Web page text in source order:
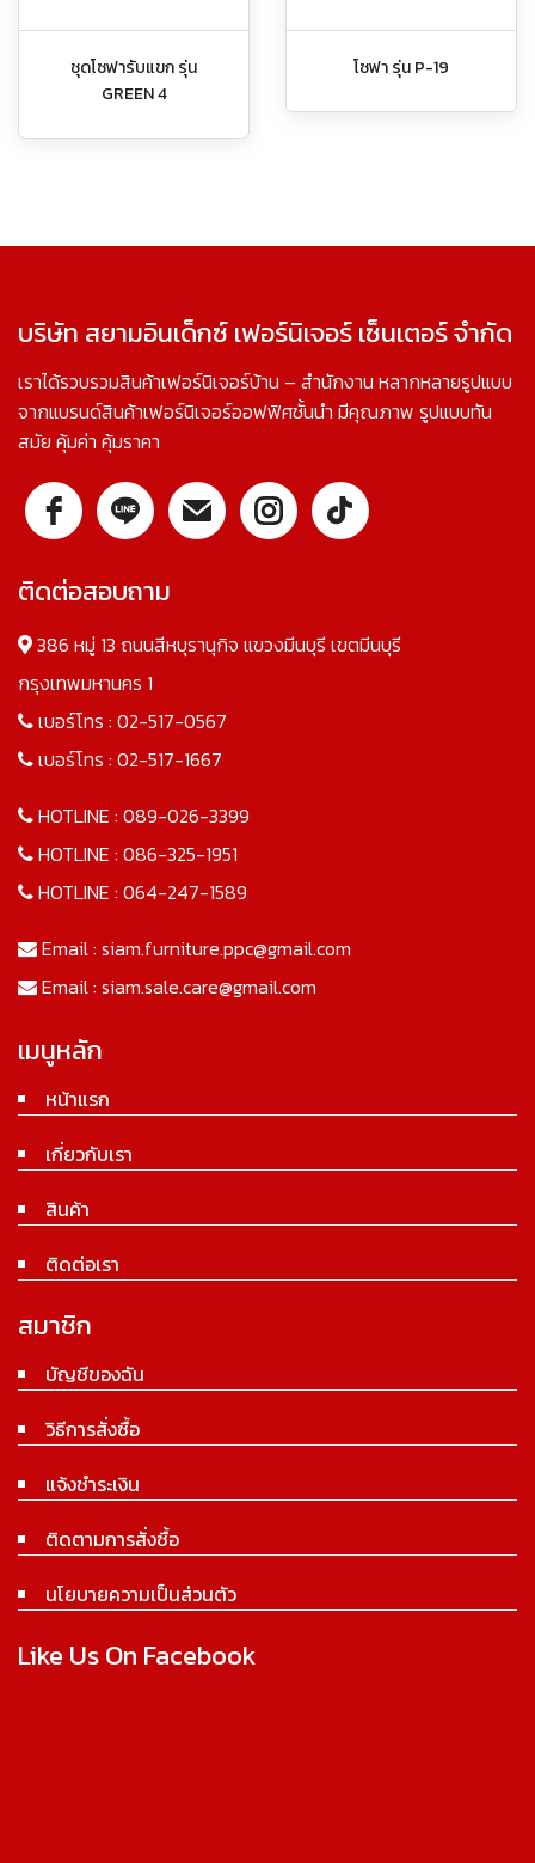
ชุดโซฟารับแขก รุ่น
GREEN 4
โซฟา รุ่น P-19
บริษัท สยามอินเด็กซ์ เฟอร์นิเจอร์ เซ็นเตอร์ จำกัด
เราได้รวบรวมสินค้าเฟอร์นิเจอร์บ้าน – สำนักงาน หลากหลายรูปแบบ
จากแบรนด์สินค้าเฟอร์นิเจอร์ออฟฟิศชั้นนำ มีคุณภาพ รูปแบบทัน
สมัย คุ้มค่า คุ้มราคา
ติดต่อสอบถาม
386 หมู่ 13 ถนนสีหบุรานุกิจ แขวงมีนบุรี เขตมีนบุรี
กรุงเทพมหานคร 1
เบอร์โทร : 02-517-0567
เบอร์โทร : 02-517-1667
HOTLINE : 089-026-3399
HOTLINE : 086-325-1951
HOTLINE : 064-247-1589
Email : siam.furniture.ppc@gmail.com
Email : siam.sale.care@gmail.com
เมนูหลัก
หน้าแรก
เกี่ยวกับเรา
สินค้า
ติดต่อเรา
สมาชิก
บัญชีของฉัน
วิธีการสั่งซื้อ
แจ้งชำระเงิน
ติดตามการสั่งซื้อ
นโยบายความเป็นส่วนตัว
Like Us On Facebook